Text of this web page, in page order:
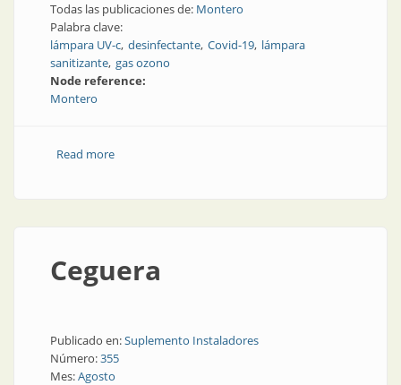
Todas las publicaciones de: Montero
Palabra clave:
lámpara UV-c desinfectante Covid-19 lámpara
sanitizante gas ozono
Node reference:
Montero
Read moreabout Diversos modelos de lámpara sanitizante
Ceguera
Publicado en:Suplemento Instaladores
Número:355
Mes:Agosto